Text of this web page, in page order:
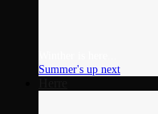
Summer's up next